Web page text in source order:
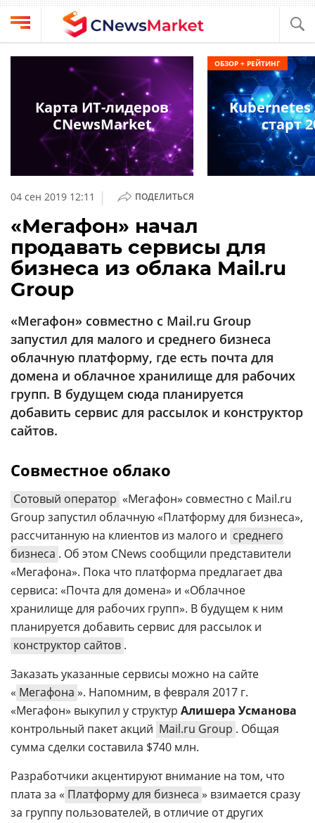
Выбрать
провайдера
Компании
обзоры
кабинет
О
проекте
CNews
Аналитика
Конференции
Техника
ТВ
издании
Вакансии
Контакты
Telegram
Дзен
VK
Rutube
CNews
Конференции
Техника
04 сен 2019 12:11 | ПОДЕЛИТЬСЯ
«Мегафон» начал
продавать сервисы для
бизнеса из облака Mail.ru
Group
«Мегафон» совместно с Mail.ru Group
запустил для малого и среднего бизнеса
облачную платформу, где есть почта для
домена и облачное хранилище для рабочих
групп. В будущем сюда планируется
добавить сервис для рассылок и конструктор
сайтов.
Совместное облако
Сотовый оператор «Мегафон» совместно с Mail.ru
Group запустил облачную «Платформу для бизнеса»,
рассчитанную на клиентов из малого и среднего
бизнеса . Об этом CNews сообщили представители
«Мегафона». Пока что платформа предлагает два
сервиса: «Почта для домена» и «Облачное
хранилище для рабочих групп». В будущем к ним
планируется добавить сервис для рассылок и
конструктор сайтов .
Заказать указанные сервисы можно на сайте
« Мегафона ». Напомним, в февраля 2017 г.
«Мегафон» выкупил у структур Алишера Усманова
контрольный пакет акций Mail.ru Group . Общая
сумма сделки составила $740 млн.
Разработчики акцентируют внимание на том, что
плата за « Платформу для бизнеса » взимается сразу
за группу пользователей, в отличие от других
Карта ИТ-лидеров
CNewsMarket
старт
ОБЗОР + РЕЙТИНГ